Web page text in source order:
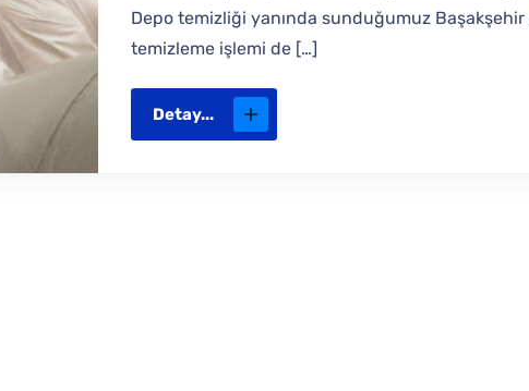
Depo temizliği yanında sunduğumuz
temizleme işlemi de […]
Detay...